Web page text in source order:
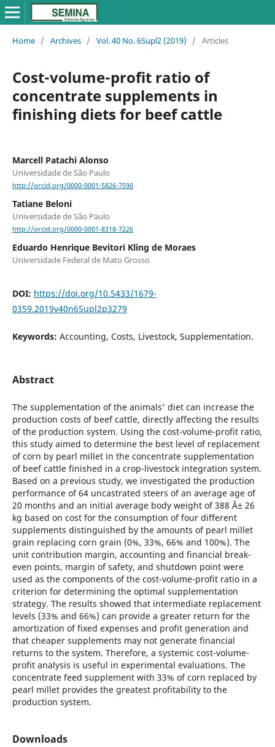
Home / Archives / Vol. 40 No. 6Supl2 (2019) / Articles
Cost-volume-profit ratio of
concentrate supplements in
finishing diets for beef cattle
Marcell Patachi Alonso
Universidade de São Paulo
http://orcid.org/0000-0001-5826-7590
Tatiane Beloni
Universidade de São Paulo
http://orcid.org/0000-0001-8318-7226
Eduardo Henrique Bevitori Kling de Moraes
Universidade Federal de Mato Grosso
DOI: https://doi.org/10.5433/1679-
0359.2019v40n6Supl2p3279
Keywords: Accounting, Costs, Livestock, Supplementation.
Abstract
The supplementation of the animals' diet can increase the
production costs of beef cattle, directly affecting the results
of the production system. Using the cost-volume-profit ratio,
this study aimed to determine the best level of replacement
of corn by pearl millet in the concentrate supplementation
of beef cattle finished in a crop-livestock integration system.
Based on a previous study, we investigated the production
performance of 64 uncastrated steers of an average age of
20 months and an initial average body weight of 388 Â± 26
kg based on cost for the consumption of four different
supplements distinguished by the amounts of pearl millet
grain replacing corn grain (0%, 33%, 66% and 100%). The
unit contribution margin, accounting and financial break-
even points, margin of safety, and shutdown point were
used as the components of the cost-volume-profit ratio in a
criterion for determining the optimal supplementation
strategy. The results showed that intermediate replacement
levels (33% and 66%) can provide a greater return for the
amortization of fixed expenses and profit generation and
that cheaper supplements may not generate financial
returns to the system. Therefore, a systemic cost-volume-
profit analysis is useful in experimental evaluations. The
concentrate feed supplement with 33% of corn replaced by
pearl millet provides the greatest profitability to the
production system.
Downloads